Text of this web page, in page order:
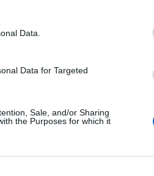
Data.
Data for Targeted
Sale, and/or Sharing
the Purposes for which it
a 10. Cziffra